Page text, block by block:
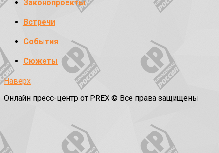
Законопроекты
Встречи
События
Сюжеты
Наверх
Онлайн пресс-центр от PREX © Все права защищены